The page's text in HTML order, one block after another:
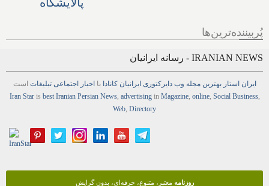
پُربیننده‌ترین‌ها
IRANIAN NEWS - رسانه ایرانیان
ایران استار بهترین مجله وب دایرکتوری ایرانیان کانادا با اخبار اجتماعی تبلیغات است
Iran Staris best Iranian Persian News, advertisingin Magazine, online, Social Business,
Web, Directory
روزنامه معتبر، متنوع، حرفه‌ای، بدون گرایش